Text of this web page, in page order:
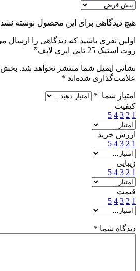
هیچ دیدگاهی برای این محصول نوشته
اولین نفری باشید که دیدگاهی را
روت استیک 25 تایی ایزی لایف”
نشانی ایمیل شما منتشر نخواهد شد.
علامت‌گذاری شده‌اند *
امتیاز شما *
کیفیت
1
2
3
4
5
ارزش خرید
1
2
3
4
5
زیبایی
1
2
3
4
5
قیمت
1
2
3
4
5
دیدگاه شما *